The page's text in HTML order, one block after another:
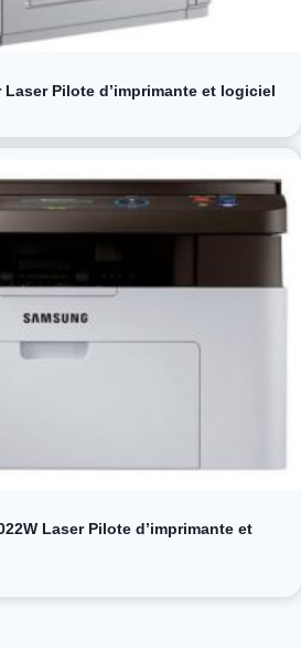
Laser Pilote d’imprimante et logiciel
Laser Pilote d’imprimante et